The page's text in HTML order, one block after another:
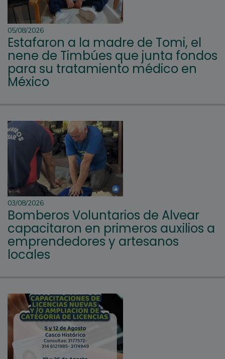
05/08/2026
Estafaron a la madre de Tomi, el
nene de Timbúes que junta fondos
para su tratamiento médico en
México
03/08/2026
Bomberos Voluntarios de Alvear
capacitaron en primeros auxilios a
emprendedores y artesanos
locales